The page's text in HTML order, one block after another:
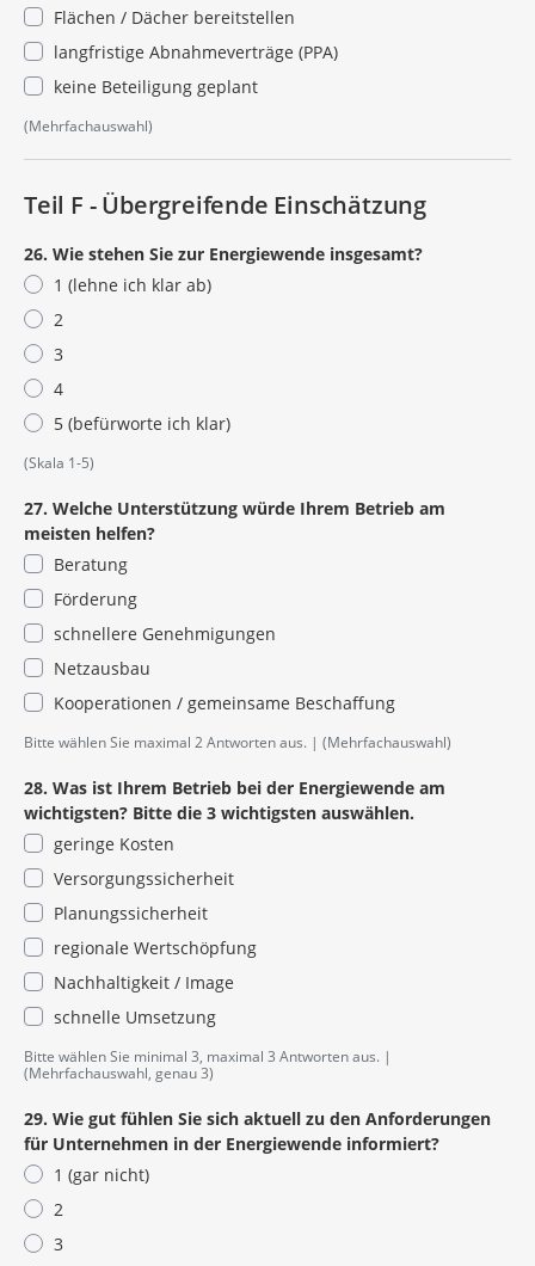
Flächen / Dächer bereitstellen
langfristige Abnahmeverträge (PPA)
keine Beteiligung geplant
(Mehrfachauswahl)
Teil F - Übergreifende Einschätzung
26. Wie stehen Sie zur Energiewende insgesamt?
1 (lehne ich klar ab)
2
3
4
5 (befürworte ich klar)
(Skala 1-5)
27. Welche Unterstützung würde Ihrem Betrieb am
meisten helfen?
Beratung
Förderung
schnellere Genehmigungen
Netzausbau
Kooperationen / gemeinsame Beschaffung
Bitte wählen Sie maximal 2 Antworten aus. (Mehrfachauswahl)
28. Was ist Ihrem Betrieb bei der Energiewende am
wichtigsten? Bitte die 3 wichtigsten auswählen.
geringe Kosten
Versorgungssicherheit
Planungssicherheit
regionale Wertschöpfung
Nachhaltigkeit / Image
schnelle Umsetzung
Bitte wählen Sie minimal 3, maximal 3 Antworten aus.
(Mehrfachauswahl, genau 3)
29. Wie gut fühlen Sie sich aktuell zu den Anforderungen
für Unternehmen in der Energiewende informiert?
1 (gar nicht)
2
3